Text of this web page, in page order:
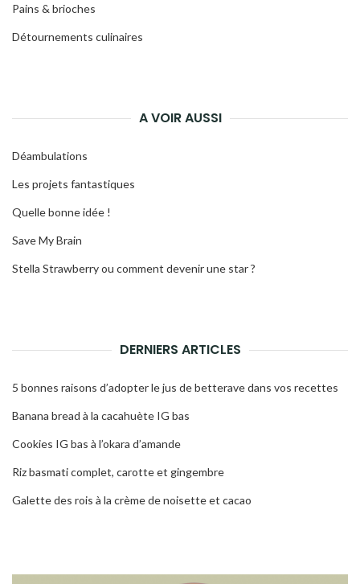
Pains & brioches
Détournements culinaires
A VOIR AUSSI
Déambulations
Les projets fantastiques
Quelle bonne idée !
Save My Brain
Stella Strawberry ou comment devenir une star ?
DERNIERS ARTICLES
5 bonnes raisons d’adopter le jus de betterave dans vos recettes
Banana bread à la cacahuète IG bas
Cookies IG bas à l’okara d’amande
Riz basmati complet, carotte et gingembre
Galette des rois à la crème de noisette et cacao